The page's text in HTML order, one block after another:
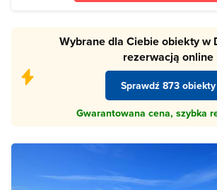
Wybrane dla Ciebie obiekty w
rezerwacją online
Sprawdź 873 obiekty
Gwarantowana cena, szybka